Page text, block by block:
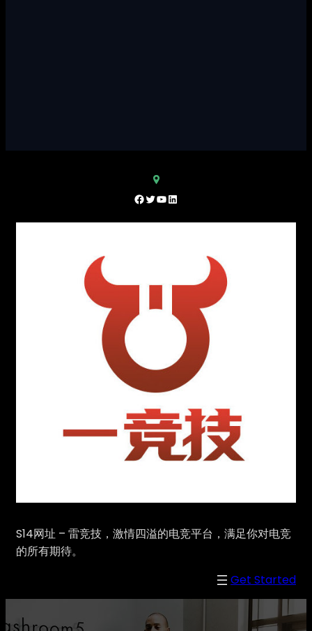
Facebook Twitter YouTube LinkedIn
S14网址 – 雷竞技，激情四溢的电竞平台，满足你对电竞
的所有期待。
Get Started